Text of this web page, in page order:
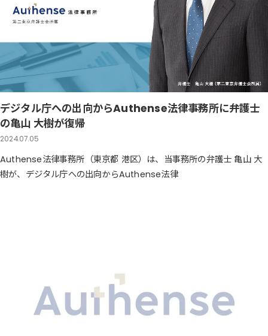
デジタル庁への出向からAuthense法律事務所に弁護士
の亀山 大樹が復帰
2024.07.05
Authense法律事務所（東京都 港区）は、当事務所の弁護士 亀山 大
樹が、デジタル庁への出向からAuthense法律